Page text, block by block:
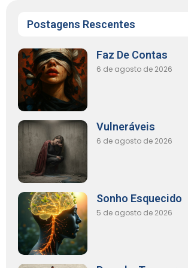
Postagens Rescentes
Faz De Contas
6 de agosto de 2026
Vulneráveis
6 de agosto de 2026
Sonho Esquecido
5 de agosto de 2026